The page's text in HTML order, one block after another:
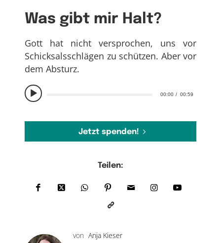
Was gibt mir Halt?
00:00 00:59
Gott hat nicht versprochen, uns vor
Schicksalsschlägen zu schützen. Aber vor
dem Absturz.
Jetzt spenden!
Teilen:
von Anja Kieser